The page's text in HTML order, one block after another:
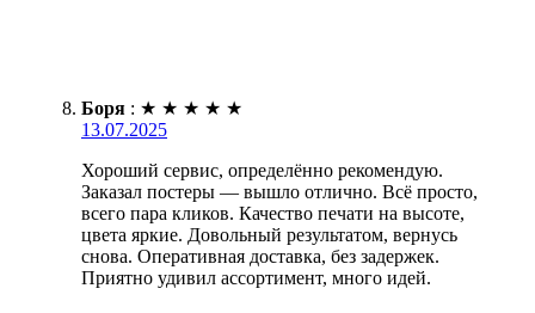
Боря : ★ ★ ★ ★ ★
13.07.2025
Хороший сервис, определённо рекомендую.
Заказал постеры — вышло отлично. Всё просто,
всего пара кликов. Качество печати на высоте,
цвета яркие. Довольный результатом, вернусь
снова. Оперативная доставка, без задержек.
Приятно удивил ассортимент, много идей.